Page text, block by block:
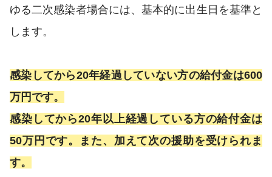
ゆる二次感染者場合には、基本的に出生日を基準と
します。
感染してから20年経過していない方の給付金は600
万円です。
感染してから20年以上経過している方の給付金は
50万円です。また、加えて次の援助を受けられま
す。